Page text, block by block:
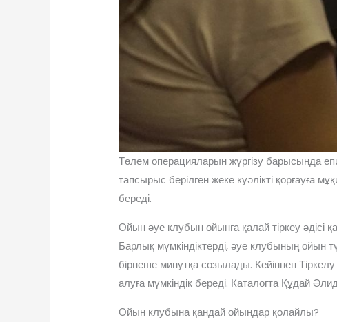
Төлем операцияларын жүргізу барысында
тапсырыс берілген жеке куәлікті қорғауға
береді.
Ойын әуе клубын ойынға қалай тіркеу әдісі
Барлық мүмкіндіктерді, әуе клубының ойын
бірнеше минутқа созылады. Кейіннен
алуға мүмкіндік береді. Каталогта Құдай
Ойын клубына қандай ойындар қолайлы?